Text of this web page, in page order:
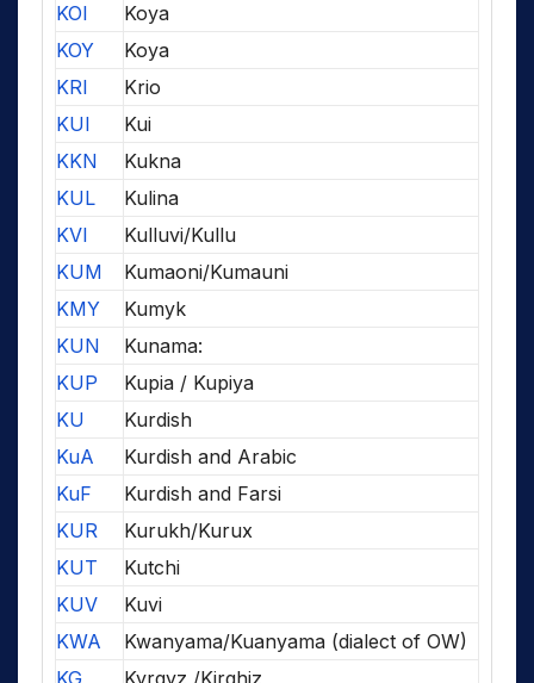
KOI
Koya
KOY
Koya
KRI
Krio
KUI
Kui
KKN
Kukna
KUL
Kulina
KVI
Kulluvi/Kullu
KUM
Kumaoni/Kumauni
KMY
Kumyk
KUN
Kunama:
KUP
Kupia / Kupiya
KU
Kurdish
KuA
Kurdish and Arabic
KuF
Kurdish and Farsi
KUR
Kurukh/Kurux
KUT
Kutchi
KUV
Kuvi
KWA
Kwanyama/Kuanyama (dialect of OW)